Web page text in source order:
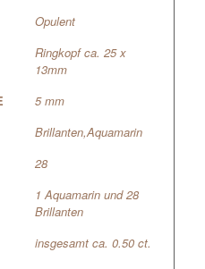
Opulent
Ringkopf ca. 25 x
13mm
5 mm
Brillanten,Aquamarin
28
1 Aquamarin und 28
Brillanten
insgesamt ca. 0.50 ct.